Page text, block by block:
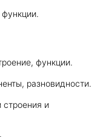
функции.
разновидности.
и